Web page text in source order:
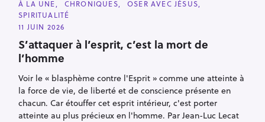
C
A
T
E
O
R
I
E
À LA UNE CHRONIQUES
OSER AVEC JÉSUS
SPIRITUALITÉ
11 JUIN 2026
S’attaquer à l’esprit, c’est la mort de
l’homme
Voir le « blasphème contre l'Esprit » comme une atteinte à
la force de vie, de liberté et de conscience présente en
chacun. Car étouffer cet esprit intérieur, c'est porter
atteinte au plus précieux en l'homme. Par Jean-Luc Lecat